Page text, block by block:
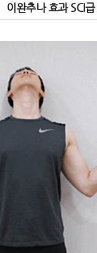
이완추나 효과 SCI